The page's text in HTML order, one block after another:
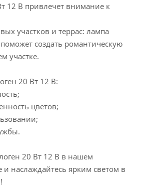
12 В привлечет внимание к
участков и террас: лампа
создать романтическую
участке.
20 Вт 12 В:
цветов;
20 Вт 12 В в нашем
и наслаждайтесь ярким светом в